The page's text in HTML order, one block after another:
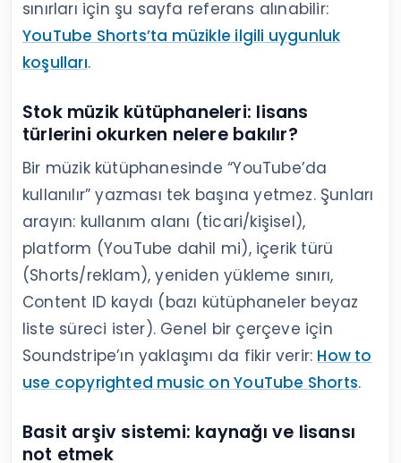
sınırları için şu sayfa referans alınabilir:
YouTube Shorts’ta müzikle ilgili uygunluk
koşulları.
Stok müzik kütüphaneleri: lisans
türlerini okurken nelere bakılır?
Bir müzik kütüphanesinde “YouTube’da
kullanılır” yazması tek başına yetmez. Şunları
arayın: kullanım alanı (ticari/kişisel),
platform (YouTube dahil mi), içerik türü
(Shorts/reklam), yeniden yükleme sınırı,
Content ID kaydı (bazı kütüphaneler beyaz
liste süreci ister). Genel bir çerçeve için
Soundstripe’ın yaklaşımı da fikir verir: How to
use copyrighted music on YouTube Shorts.
Basit arşiv sistemi: kaynağı ve lisansı
not etmek